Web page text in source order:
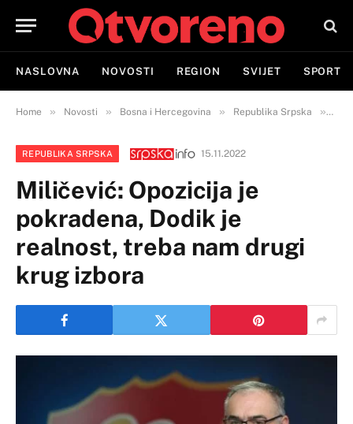
NASLOVNA NOVOSTI REGION SVIJET SPORT
Home » Novosti » Bosna i Hercegovina » Republika Srpska »
REPUBLIKA SRPSKA 15.11.2022
Miličević: Opozicija je
pokradena, Dodik je
realnost, treba nam drugi
krug izbora